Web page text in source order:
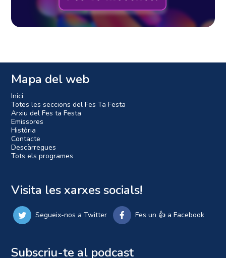
Mapa del web
Inici
Totes les seccions del Fes Ta Festa
Arxiu del Fes ta Festa
Emissores
Història
Contacte
Descàrregues
Tots els programes
Visita les xarxes socials!
Segueix-nos a Twitter Fes un 👍 a Facebook
Subscriu-te al podcast